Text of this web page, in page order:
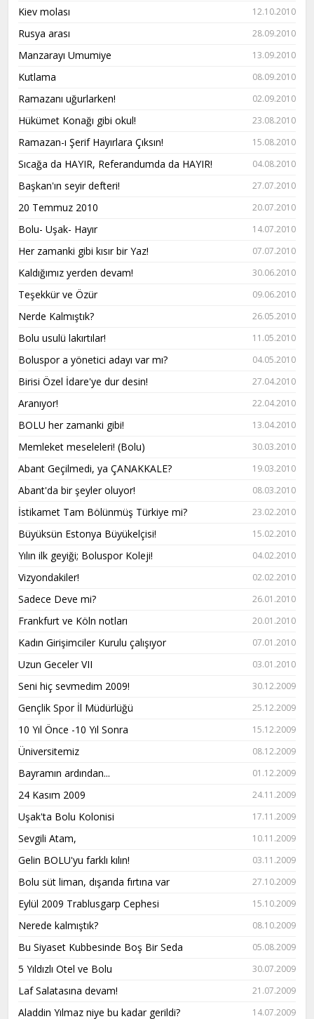
Kiev molası 12.10.2010
Rusya arası 28.09.2010
Manzarayı Umumiye 13.09.2010
Kutlama 08.09.2010
Ramazanı uğurlarken! 02.09.2010
Hükümet Konağı gibi okul! 23.08.2010
Ramazan-ı Şerif Hayırlara Çıksın! 15.08.2010
Sıcağa da HAYIR, Referandumda da HAYIR! 04.08.2010
Başkan'ın seyir defteri! 27.07.2010
20 Temmuz 2010 20.07.2010
Bolu- Uşak- Hayır 14.07.2010
Her zamanki gibi kısır bir Yaz! 07.07.2010
Kaldığımız yerden devam! 30.06.2010
Teşekkür ve Özür 09.06.2010
Nerde Kalmıştık? 26.05.2010
Bolu usulü lakırtılar! 11.05.2010
Boluspor a yönetici adayı var mı? 04.05.2010
Birisi Özel İdare'ye dur desin! 27.04.2010
Aranıyor! 22.04.2010
BOLU her zamanki gibi! 13.04.2010
Memleket meseleleri! (Bolu) 30.03.2010
Abant Geçilmedi, ya ÇANAKKALE? 19.03.2010
Abant'da bir şeyler oluyor! 08.03.2010
İstikamet Tam Bölünmüş Türkiye mi? 23.02.2010
Büyüksün Estonya Büyükelçisi! 15.02.2010
Yılın ilk geyiği; Boluspor Koleji! 04.02.2010
Vizyondakiler! 02.02.2010
Sadece Deve mi? 26.01.2010
Frankfurt ve Köln notları 20.01.2010
Kadın Girişimciler Kurulu çalışıyor 07.01.2010
Uzun Geceler VII 03.01.2010
Seni hiç sevmedim 2009! 30.12.2009
Gençlik Spor İl Müdürlüğü 25.12.2009
10 Yıl Önce -10 Yıl Sonra 15.12.2009
Üniversitemiz 08.12.2009
Bayramın ardından... 01.12.2009
24 Kasım 2009 24.11.2009
Uşak'ta Bolu Kolonisi 17.11.2009
Sevgili Atam, 10.11.2009
Gelin BOLU'yu farklı kılın! 03.11.2009
Bolu süt liman, dışarıda fırtına var 27.10.2009
Eylül 2009 Trablusgarp Cephesi 15.10.2009
Nerede kalmıştık? 08.10.2009
Bu Siyaset Kubbesinde Boş Bir Seda 05.08.2009
5 Yıldızlı Otel ve Bolu 30.07.2009
Laf Salatasına devam! 21.07.2009
Aladdin Yılmaz niye bu kadar gerildi? 14.07.2009